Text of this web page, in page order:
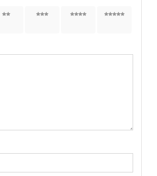
2 étoiles 3 étoiles 4 étoiles 5 étoiles